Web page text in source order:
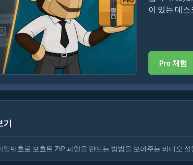
이 있는 데
Pro 체험
기파일 만드는 방법 (간단한 가이드)
밀번호로 보호된 ZIP 파일을 만드는 방법을 보여주는 비디오 설